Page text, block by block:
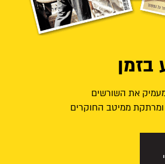
בזמן
את השורשים
ומרתקת ממיטב החוקרים